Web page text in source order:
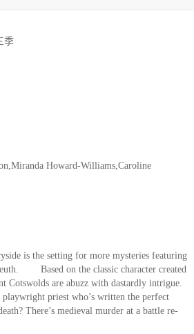
季
Howard-Williams,Caroline
is the setting for more mysteries featuring
Based on the classic character created
Cotswolds are abuzz with dastardly intrigue.
priest who’s written the perfect
There’s medieval murder at a battle re-